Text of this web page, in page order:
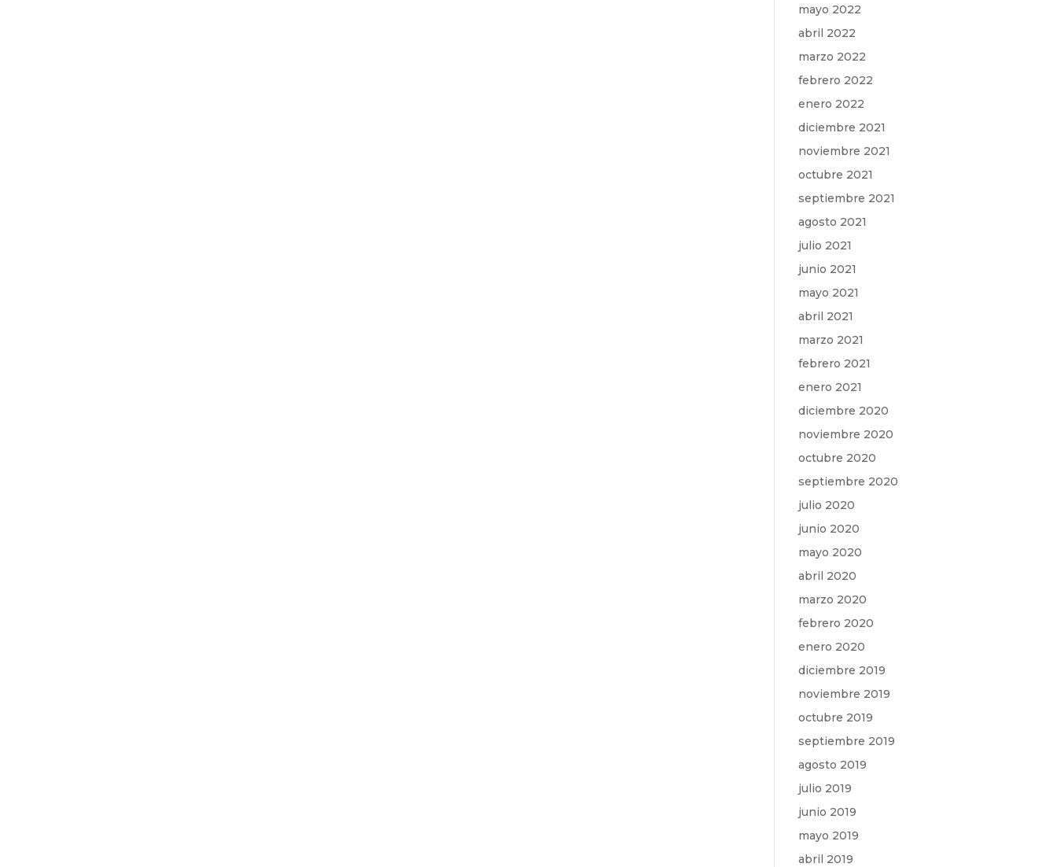
mayo 2022
abril 2022
marzo 2022
febrero 2022
enero 2022
diciembre 2021
noviembre 2021
octubre 2021
septiembre 2021
agosto 2021
julio 2021
junio 2021
mayo 2021
abril 2021
marzo 2021
febrero 2021
enero 2021
diciembre 2020
noviembre 2020
octubre 2020
septiembre 2020
julio 2020
junio 2020
mayo 2020
abril 2020
marzo 2020
febrero 2020
enero 2020
diciembre 2019
noviembre 2019
octubre 2019
septiembre 2019
agosto 2019
julio 2019
junio 2019
mayo 2019
abril 2019